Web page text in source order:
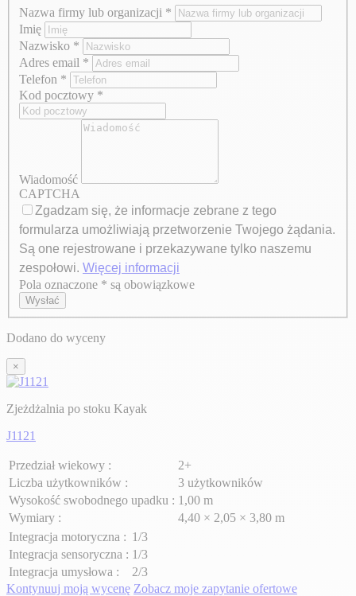
Nazwa firmy lub organizacji *
Imię
Nazwisko *
Adres email *
Telefon *
Kod pocztowy *
Wiadomość
CAPTCHA
Zgadzam się, że informacje zebrane z tego
formularza umożliwiają przetworzenie Twojego żądania.
Są one rejestrowane i przekazywane tylko naszemu
zespołowi. Więcej informacji
Axeptio consent
Pola oznaczone * są obowiązkowe
Wysłać
Dodano do wyceny
×
Zjeżdżalnia po stoku Kayak
J1121
Przedział wiekowy :
2+
Liczba użytkowników :
3 użytkowników
Wysokość swobodnego upadku : 1,00 m
Wymiary :
4,40 × 2,05 × 3,80 m
Integracja motoryczna : 1/3
Integracja sensoryczna : 1/3
Integracja umysłowa :
2/3
Kontynuuj moją wycenę Zobacz moje zapytanie ofertowe